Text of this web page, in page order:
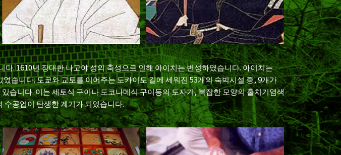
. 1610년 장대한 나고야 성의 축성으로 인해 아이치는 번성하였습니다. 아이치는
습니다. 도쿄와 교토를 이어주는 도카이도 길에 세워진 53개의 숙박시설 중, 9개가
습니다. 이는 세토식 구이나 도코나메식 구이등의 도자기, 복잡한 모양의 홀치기염색
공업이 탄생한 계기가 되었습니다.